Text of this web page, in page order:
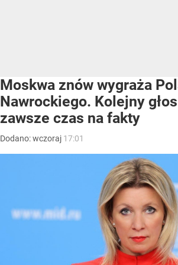
Moskwa znów wygraża
Nawrockiego. Kolejny
zawsze czas na fakty
Dodano:wczoraj 17:01